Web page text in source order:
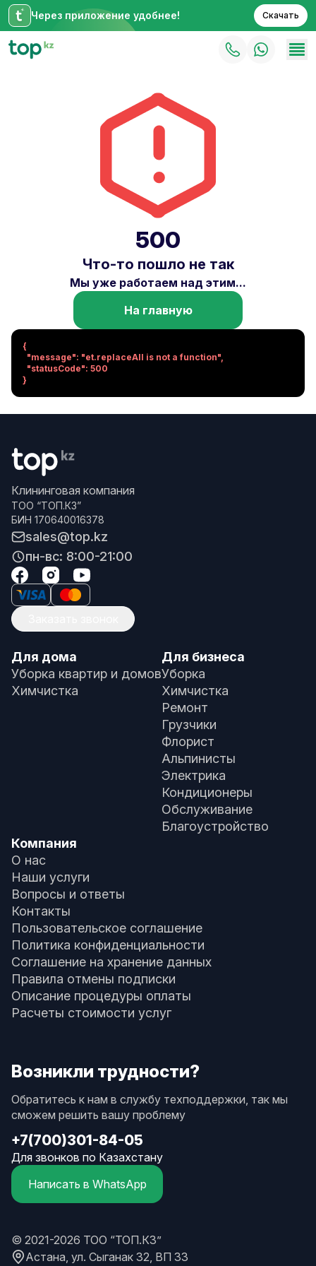
Через приложение удобнее! Скачать
500
Что-то пошло не так
Мы уже работаем над этим...
На главную
{
}
Клининговая компания
ТОО “ТОП.КЗ”
БИН 170640016378
sales@top.kz
пн-вс: 8:00-21:00
Для дома
Уборка квартир и домов
Химчистка
Для бизнеса
Уборка
Химчистка
Ремонт
Грузчики
Флорист
Альпинисты
Электрика
Кондиционеры
Обслуживание
Благоустройство
Компания
О нас
Наши услуги
Вопросы и ответы
Контакты
Пользовательское соглашение
Политика конфиденциальности
Соглашение на хранение данных
Правила отмены подписки
Описание процедуры оплаты
Расчеты стоимости услуг
Возникли трудности?
Обратитесь к нам в службу техподдержки, так мы
сможем решить вашу проблему
+7(700)301-84-05
Для звонков по Казахстану
Написать в WhatsApp
© 2021-2026 ТОО “ТОП.КЗ”
Астана, ул. Сыганак 32, ВП 33